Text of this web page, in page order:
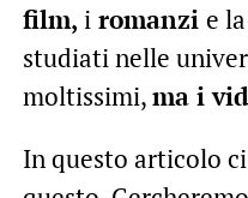
film, iromanzi e la
studiati nelle
moltissimi,ma i
In questo articolo